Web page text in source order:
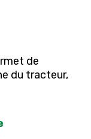
de
du tracteur,